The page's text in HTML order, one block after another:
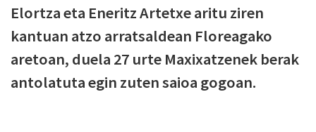
Elortza eta Eneritz Artetxe aritu ziren
kantuan atzo arratsaldean Floreagako
aretoan, duela 27 urte Maxixatzenek berak
antolatuta egin zuten saioa gogoan.